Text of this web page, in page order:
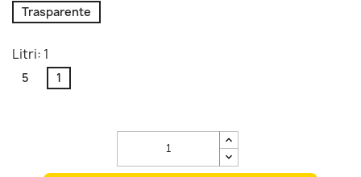
Trasparente
Litri: 1
5 1